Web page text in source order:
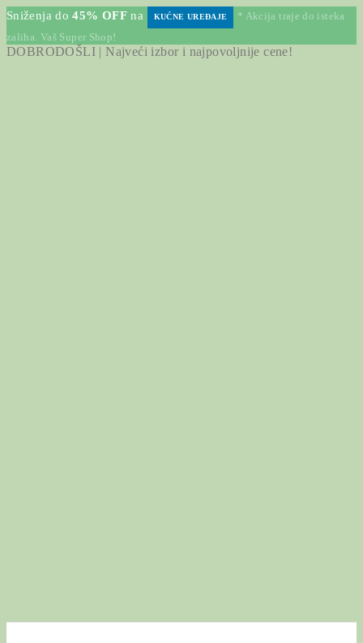
Sniženja do45% OFF na KUĆNE UREĐAJE
* Akcija traje do isteka
zaliha. Vaš Super Shop!
DOBRODOŠLI | Najveći izbor i najpovoljnije cene!